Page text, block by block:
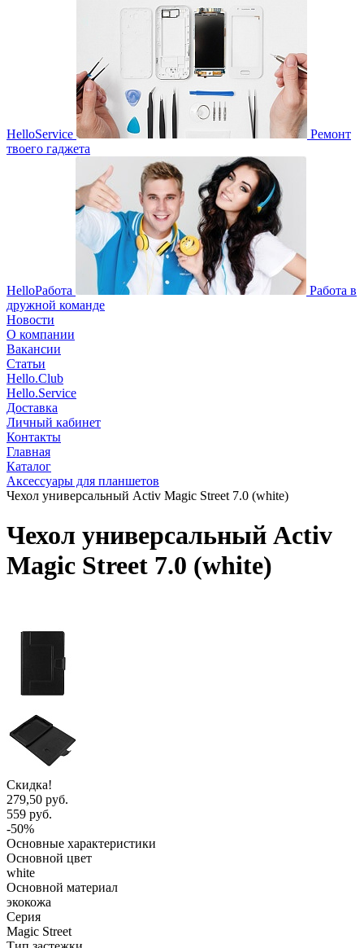
HelloService
Ремонт
твоего гаджета
HelloРабота
Работа в
дружной команде
Новости
О компании
Вакансии
Статьи
Hello.Club
Hello.Service
Доставка
Личный кабинет
Контакты
Главная
Каталог
Аксессуары для планшетов
Чехол универсальный Activ Magic Street 7.0 (white)
Чехол универсальный Activ
Magic Street 7.0 (white)
Скидка!
279,50 руб.
559 руб.
-50%
Основные характеристики
Основной цвет
white
Основной материал
экокожа
Серия
Magic Street